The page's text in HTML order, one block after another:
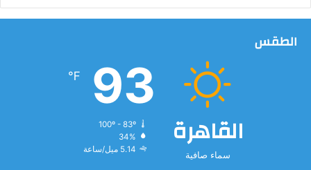
الطقس
القاهرة
سماء صافية
93
℉
100º - 83º
34%
5.14 ميل/ساعة